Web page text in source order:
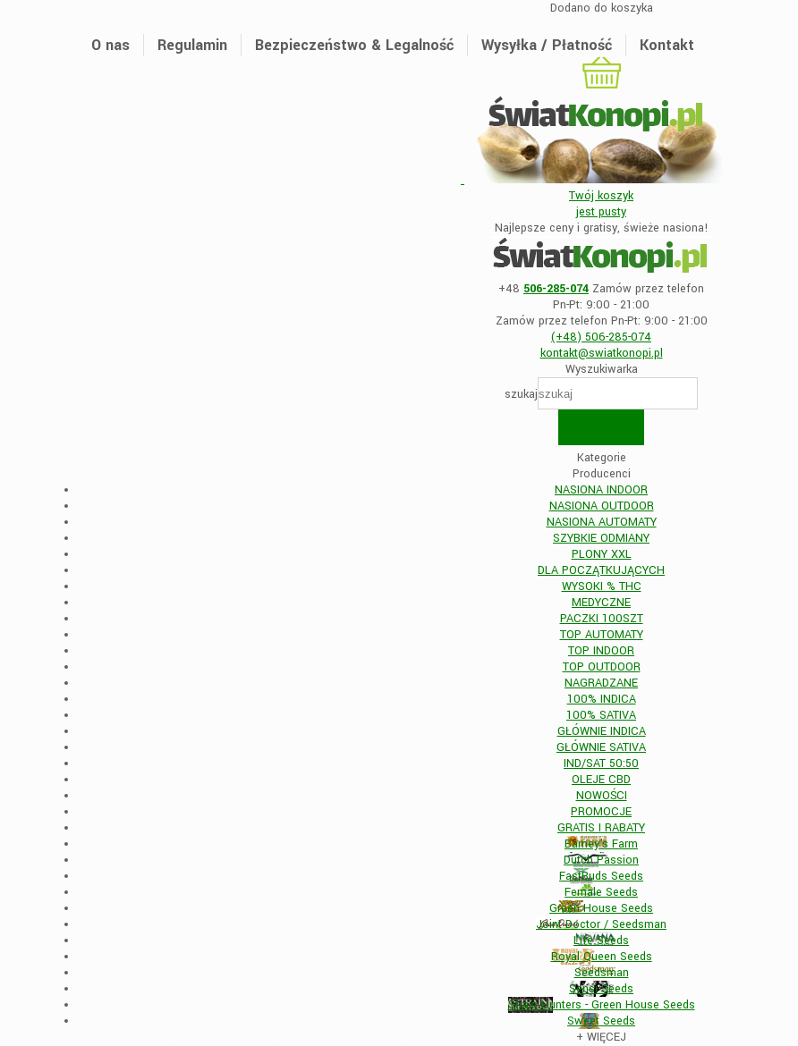
Dodano do koszyka
O nas Regulamin Bezpieczeństwo & Legalność Wysyłka / Płatność Kontakt
Twój koszyk
jest pusty
Najlepsze ceny i gratisy, świeże nasiona!
+48 506-285-074 Zamów przez telefon
Pn-Pt: 9:00 - 21:00
Zamów przez telefon Pn-Pt: 9:00 - 21:00
(+48) 506-285-074
kontakt@swiatkonopi.pl
Wyszukiwarka
szukaj
Kategorie
Producenci
NASIONA INDOOR
NASIONA OUTDOOR
NASIONA AUTOMATY
SZYBKIE ODMIANY
PLONY XXL
DLA POCZĄTKUJĄCYCH
WYSOKI % THC
MEDYCZNE
PACZKI 100SZT
TOP AUTOMATY
TOP INDOOR
TOP OUTDOOR
NAGRADZANE
100% INDICA
100% SATIVA
GŁÓWNIE INDICA
GŁÓWNIE SATIVA
IND/SAT 50:50
OLEJE CBD
NOWOŚCI
PROMOCJE
GRATIS I RABATY
Barney's Farm
Dutch Passion
FastBuds Seeds
Female Seeds
Green House Seeds
Joint Doctor / Seedsman
Life Seeds
Royal Queen Seeds
Seedsman
Sensi Seeds
Strain Hunters - Green House Seeds
Sweet Seeds
+ WIĘCEJ